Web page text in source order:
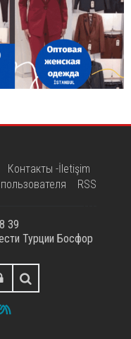
Контакты -İletişim
RSS
39
Турции Босфор